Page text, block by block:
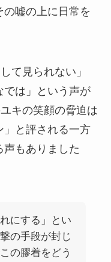
嘘の上に日常を
て見られない」
では」という声が
キの笑顔の脅迫は
」と評される一方
もありました
にする」とい
の手段が封じ
の膠着をどう